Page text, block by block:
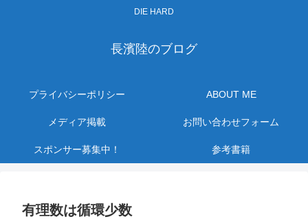
DIE HARD
長濱陸のブログ
プライバシーポリシー ABOUT ME
メディア掲載 お問い合わせフォーム
スポンサー募集中！ 参考書籍
有理数は循環少数